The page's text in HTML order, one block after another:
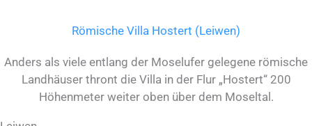
Römische Villa Hostert (Leiwen)
Anders als viele entlang der Moselufer gelegene römische
Landhäuser thront die Villa in der Flur „Hostert“ 200
Höhenmeter weiter oben über dem Moseltal.